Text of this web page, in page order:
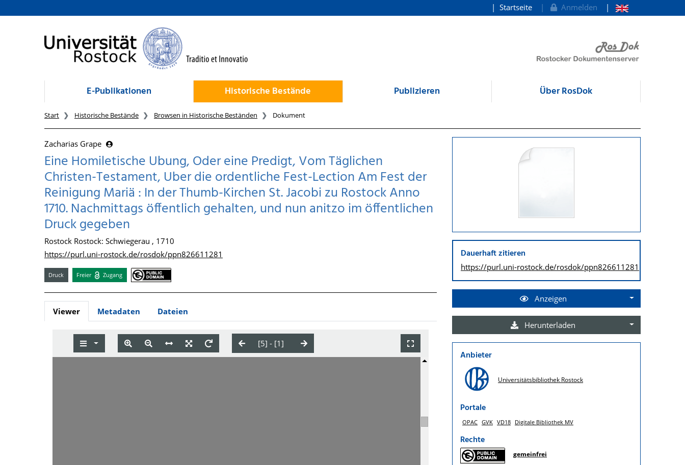
zum Inhalt
Startseite Anmelden
E-Publikationen Historische Bestände Publizieren Über RosDok
Start Historische Bestände Browsen in Historische Beständen Dokument
Zacharias Grape
Eine Homiletische Ubung, Oder eine Predigt, Vom Täglichen
Christen-Testament, Uber die ordentliche Fest-Lection Am Fest der
Reinigung Mariä : In der Thumb-Kirchen St. Jacobi zu Rostock Anno
1710. Nachmittags öffentlich gehalten, und nun anitzo im öffentlichen
Druck gegeben
Rostock Rostock: Schwiegerau , 1710
https://purl.uni-rostock.de/rosdok/ppn826611281
Druck Freier Zugang
Viewer Metadaten Dateien
Dauerhaft zitieren
https://purl.uni-rostock.de/rosdok/ppn826611281
Anzeigen
Herunterladen
Anbieter
Universitätsbibliothek Rostock
Portale
OPAC GVK VD18 Digitale Bibliothek MV
Rechte
gemeinfrei